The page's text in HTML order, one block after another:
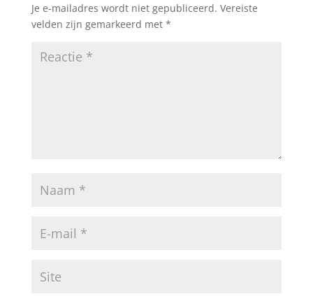
Je e-mailadres wordt niet gepubliceerd. Vereiste
velden zijn gemarkeerd met *